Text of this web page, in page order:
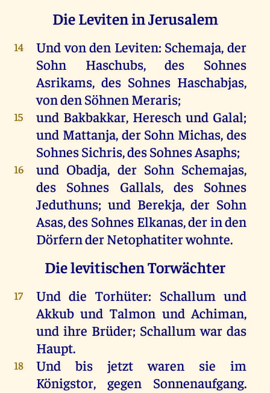
Die Leviten in Jerusalem
14 Undvonden Leviten: Schemaja,der
SohnHaschubs,des
Sohnes
Asrikams, des Sohnes Haschabjas,
vondenSöhnenMeraris;
15 und Bakbakkar, Hereschund Galal;
undMattanja, der Sohn Michas,des
SohnesSichris,desSohnesAsaphs;
16 und Obadja, der SohnSchemajas,
des
Sohnes Gallals, des
Sohnes
Jeduthuns; undBerekja,der Sohn
Asas,des Sohnes Elkanas,derinden
DörfernderNetophatiterwohnte.
Die levitischen Torwächter
17 Und die Torhüter: Schallumund
Akkub und Talmon undAchiman,
und ihre Brüder; Schallumwar das
Haupt.
18 Und bis jetzt waren sie
im
Königstor, gegen Sonnenaufgang.